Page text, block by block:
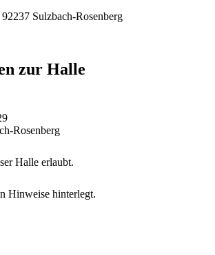
Sulzbach-Rosenberg
zur Halle
Rosenberg
Halle erlaubt.
Hinweise hinterlegt.